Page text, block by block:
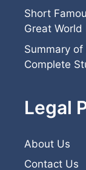
Short
Great World
Summary
Complete
Legal
About Us
Contact Us